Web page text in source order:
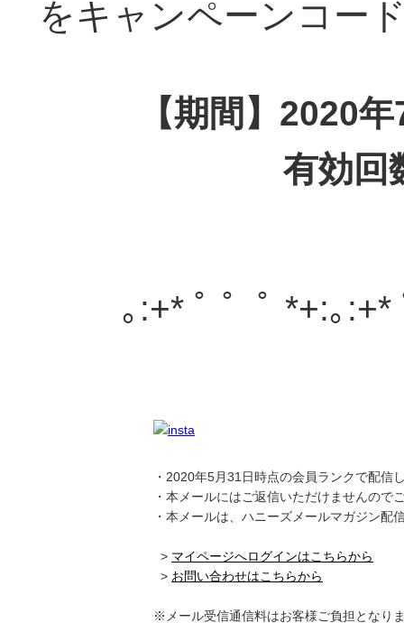
をキャンペーンコー
【期間】2020
有効回
｡:+* ﾟ ゜ﾟ *+:｡
・2020年5月31日時点の会員ランクで配信
・本メールにはご返信いただけませんので
・本メールは、ハニーズメールマガジン配
> マイページへログインはこちらから
> お問い合わせはこちらから
※メール受信通信料はお客様ご負担となり